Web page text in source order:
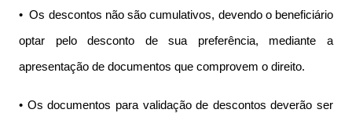
• Os descontos não são cumulativos, devendo o beneficiário
optar pelo desconto de sua preferência, mediante a
apresentação de documentos que comprovem o direito.
• Os documentos para validação de descontos deverão ser